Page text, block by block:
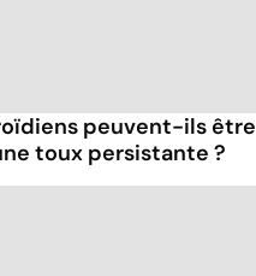
peuvent-ils être
toux persistante ?